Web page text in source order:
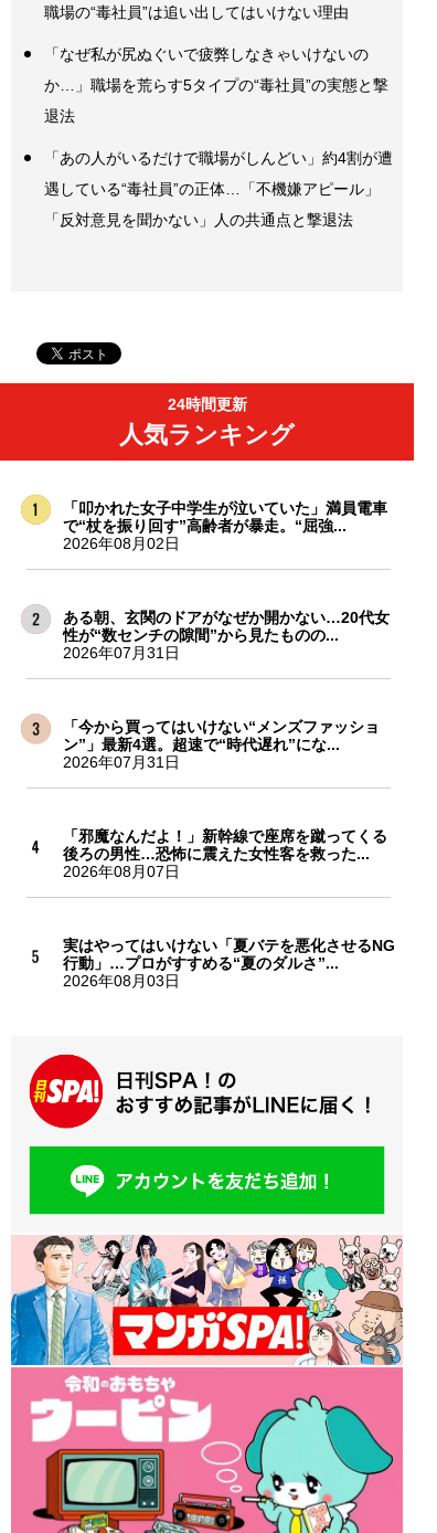
職場の“毒社員”は追い出してはいけない理由
「なぜ私が尻ぬぐいで疲弊しなきゃいけないの
か…」職場を荒らす5タイプの“毒社員”の実態と撃
退法
「あの人がいるだけで職場がしんどい」約4割が遭
遇している“毒社員”の正体…「不機嫌アピール」
「反対意見を聞かない」人の共通点と撃退法
24時間更新
人気ランキング
「叩かれた女子中学生が泣いていた」満員電車
で“杖を振り回す”高齢者が暴走。“屈強...
2026年08月02日
ある朝、玄関のドアがなぜか開かない…20代女
性が“数センチの隙間”から見たものの...
2026年07月31日
「今から買ってはいけない“メンズファッショ
ン”」最新4選。超速で“時代遅れ”にな...
2026年07月31日
「邪魔なんだよ！」新幹線で座席を蹴ってくる
後ろの男性…恐怖に震えた女性客を救った...
2026年08月07日
実はやってはいけない「夏バテを悪化させるNG
行動」…プロがすすめる“夏のダルさ”...
2026年08月03日